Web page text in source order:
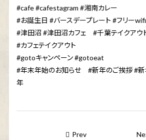
#cafe #cafestagram #湘南カレー
#お誕生日 #バースデープレート #フリーwifi
#津田沼 #津田沼カフェ #千葉テイクアウ
#カフェテイクアウト
#gotoキャンペーン #gotoeat
#年末年始のお知らせ #新年のご挨拶 #新
年
Prev